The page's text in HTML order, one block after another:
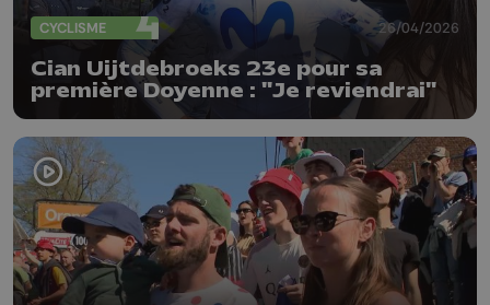
CYCLISME 26/04/2026
Cian Uijtdebroeks 23e pour sa
première Doyenne : "Je reviendrai"